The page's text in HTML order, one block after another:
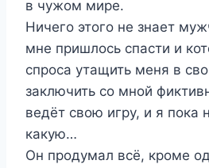
в чужом мире.
Ничего этого не знает
мне пришлось спасти и
спроса утащить меня в
заключить со мной
ведёт свою игру, и я пока
какую…
Он продумал всё, кроме